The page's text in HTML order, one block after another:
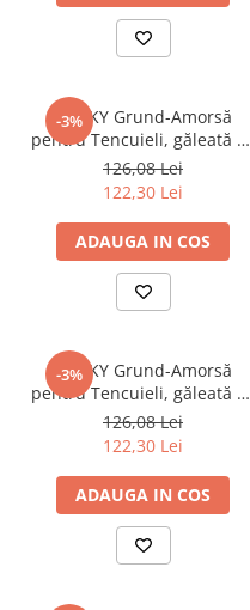
-3%
STICKY Grund-Amorsă
pentru Tencuieli, găleată 15
kg, maroc
126,08 Lei
122,30 Lei
ADAUGA IN COS
-3%
STICKY Grund-Amorsă
pentru Tencuieli, găleată 15
kg, sahara
126,08 Lei
122,30 Lei
ADAUGA IN COS